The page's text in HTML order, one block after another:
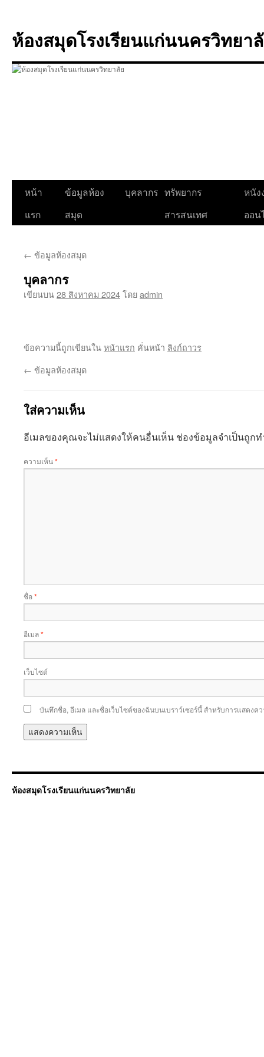
ยัง
เนื้อหา
ห้องสมุดโรงเรียนแก่นนครวิทยา
หน้า
แรก
ข้อมูลห้อง
สมุด
บุคลากร ทรัพยากร
สารสนเทศ
หนัง
ออน
← ข้อมูลห้องสมุด
บุคลากร
เขียนบน28 สิงหาคม 2024โดยadmin
ข้อความนี้ถูกเขียนในหน้าแรก คั่นหน้า ลิงก์ถาวร
← ข้อมูลห้องสมุด
ใส่ความเห็น
อีเมลของคุณจะไม่แสดงให้คนอื่นเห็น ช่องข้อมูลจำเป็นถูก
ความเห็น*
ชื่อ *
อีเมล*
เว็บไซต์
บันทึกชื่อ, อีเมล และชื่อเว็บไซต์ของฉันบนเบราว์เซอร์นี้ สำหรับการแสดงค
ห้องสมุดโรงเรียนแก่นนครวิทยาลัย